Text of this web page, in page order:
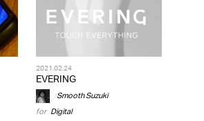
2021.02.24
EVERING
Smooth Suzuki
for Digital